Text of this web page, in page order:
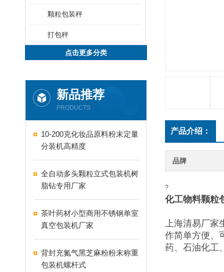
颗粒包装秤
打包秤
点击更多分类
新品推荐
PRODUCTS
10-200克化妆品原料粉末定量
分装机高精度
全自动多头颗粒立式包装机树
脂钻专用厂家
茶叶药材小型商用不锈钢单室
真空包装机厂家
背封充氮气黑芝麻粉粉末称重
包装机螺杆式
产品介绍：
品牌
?
化工物料颗粒
上海清易厂家
作简单方便、
药、石油化工